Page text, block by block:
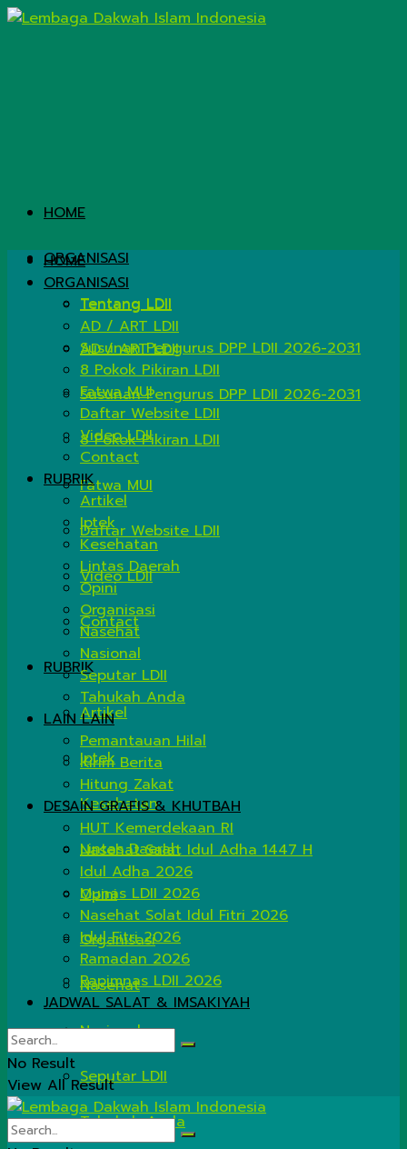
HOME
ORGANISASI
Tentang LDII
AD / ART LDII
Susunan Pengurus DPP LDII 2026-2031
8 Pokok Pikiran LDII
Fatwa MUI
Daftar Website LDII
Video LDII
Contact
RUBRIK
Artikel
Iptek
Kesehatan
Lintas Daerah
Opini
Organisasi
Nasehat
Nasional
Seputar LDII
Tahukah Anda
HOME
ORGANISASI
Tentang LDII
AD / ART LDII
Susunan Pengurus DPP LDII 2026-2031
8 Pokok Pikiran LDII
Fatwa MUI
Daftar Website LDII
Video LDII
Contact
RUBRIK
Artikel
Iptek
Kesehatan
Lintas Daerah
Opini
Organisasi
Nasehat
Nasional
Seputar LDII
Tahukah Anda
LAIN LAIN
Pemantauan Hilal
Kirim Berita
Hitung Zakat
DESAIN GRAFIS & KHUTBAH
HUT Kemerdekaan RI
Nasehat Salat Idul Adha 1447 H
Idul Adha 2026
Munas LDII 2026
Nasehat Solat Idul Fitri 2026
Idul Fitri 2026
Ramadan 2026
Rapimnas LDII 2026
JADWAL SALAT & IMSAKIYAH
No Result
View All Result